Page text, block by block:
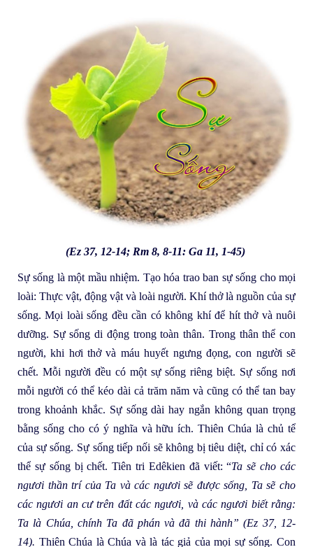
(Ez 37, 12-14; Rm 8, 8-11: Ga 11, 1-45)
Sự sống là một mầu nhiệm. Tạo hóa trao ban sự sống cho mọi
loài: Thực vật, động vật và loài người. Khí thở là nguồn của sự
sống. Mọi loài sống đều cần có không khí để hít thở và nuôi
dưỡng. Sự sống di động trong toàn thân. Trong thân thể con
người, khi hơi thở và máu huyết ngưng đọng, con người sẽ
chết. Mỗi người đều có một sự sống riêng biệt. Sự sống nơi
mỗi người có thể kéo dài cả trăm năm và cũng có thể tan bay
trong khoảnh khắc. Sự sống dài hay ngắn không quan trọng
bằng sống cho có ý nghĩa và hữu ích. Thiên Chúa là chủ tể
của sự sống. Sự sống tiếp nối sẽ không bị tiêu diệt, chỉ có xác
thể sự sống bị chết. Tiên tri Edêkien đã viết: “Ta sẽ cho các
ngươi thần trí của Ta và các ngươi sẽ được sống, Ta sẽ cho
các ngươi an cư trên đất các ngươi, và các ngươi biết rằng:
Ta là Chúa, chính Ta đã phán và đã thi hành” (Ez 37, 12-
14). Thiên Chúa là Chúa và là tác giả của mọi sự sống. Con